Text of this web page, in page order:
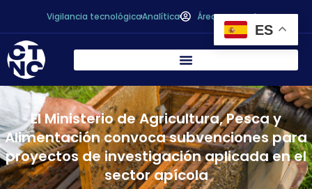
Vigilancia tecnológicaAnalítica Área personal
El Ministerio de Agricultura, Pesca y
Alimentación convoca subvenciones para
proyectos de investigación aplicada en el
sector apícola
ES